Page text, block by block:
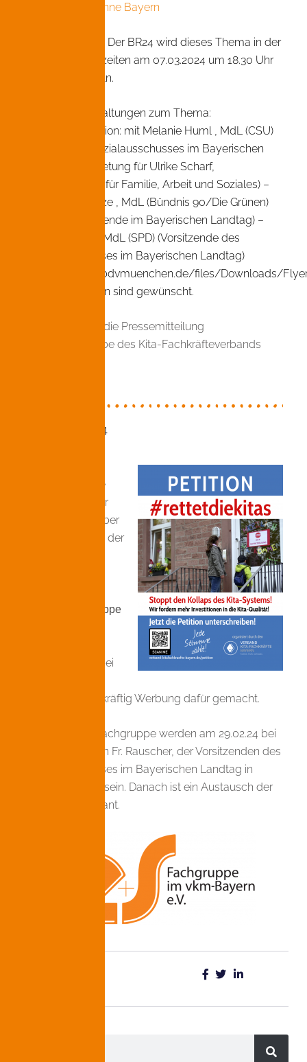
Bericht bei Antenne Bayern
Für Interessierte: Der BR24 wird dieses Thema in der
Sendung Wegezeiten am 07.03.2024 um 18.30 Uhr
erneut behandeln.
Weitere Veranstaltungen zum Thema:
Podiumsdiskussion: mit Melanie Huml , MdL (CSU)
(Mitglied des Sozialausschusses im Bayerischen
Landtag in Vertretung für Ulrike Scharf,
Staatsministerin für Familie, Arbeit und Soziales) –
Katharina Schulze , MdL (Bündnis 90/Die Grünen)
(Fraktionsvorsitzende im Bayerischen Landtag) –
Doris Rauscher, MdL (SPD) (Vorsitzende des
Sozialausschusses im Bayerischen Landtag)
https://www.kabdvmuenchen.de/files/Downloads/
Voranmeldungen sind gewünscht.
können Sie die Pressemitteilung
Petitionsübergabe des Kita-Fachkräfteverbands
22. Februar 2024
erreichte uns die
Einladung an der
Übergabe der über
14.800 Stimmen der
Fachgruppe
Fachkräfte e.V. bei
unterstützt und kräftig Werbung dafür gemacht.
Mitglieder der Fachgruppe werden am 29.02.24 bei
der Übergabe an Fr. Rauscher, der Vorsitzenden des
Sozialausschusses im Bayerischen Landtag in
München dabei sein. Danach ist ein Austausch der
Beteiligten geplant.